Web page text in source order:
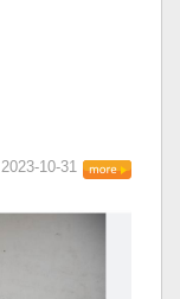
2023-10-31